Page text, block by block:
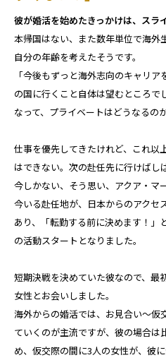
彼が婚活を始めたきっかけは、スラ
本帰国はない、また数年単位で海外生
自分の年齢を考えたそうです。
「今後もずっと海外志向のキャリ
の国に行くこと自体は望むところ
なって、プライベートはどうなるの
仕事を優先してきたけれど、これ以
はできない。次の赴任先に行けばし
今しかない、そう思い、アクア・マ
今いる赴任地が、日本からのアクセ
あり、「転勤する前に決めます！」
の活動スタートとなりました。
短期決戦を決めていた彼なので、最
女性とお会いしました。
海外からの婚活では、お見合い～仮
ていくのが主流ですが、彼の場合は
め、仮交際の間に3人の女性が、彼